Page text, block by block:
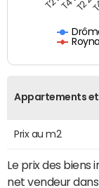
Appartements
Prix au m2
Le prix des biens
net vendeur